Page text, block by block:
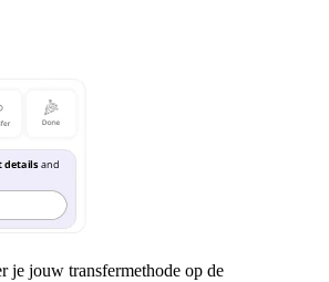
je jouw transfermethode op de